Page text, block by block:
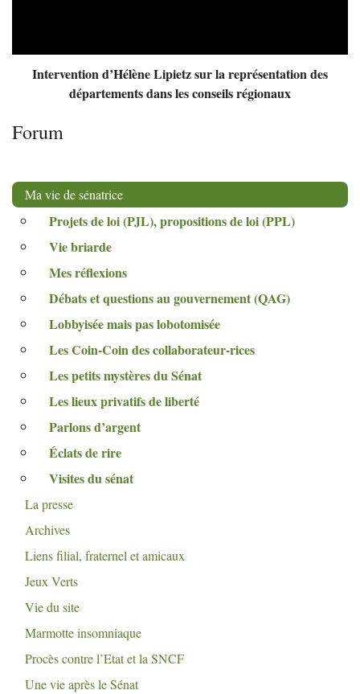
Intervention d’Hélène Lipietz sur la représentation des
départements dans les conseils régionaux
Forum
Ma vie de sénatrice
Projets de loi (PJL), propositions de loi (PPL)
Vie briarde
Mes réflexions
Débats et questions au gouvernement (QAG)
Lobbyisée mais pas lobotomisée
Les Coin-Coin des collaborateur-rices
Les petits mystères du Sénat
Les lieux privatifs de liberté
Parlons d’argent
Éclats de rire
Visites du sénat
La presse
Archives
Liens filial, fraternel et amicaux
Jeux Verts
Vie du site
Marmotte insomniaque
Procès contre l’Etat et la SNCF
Une vie après le Sénat